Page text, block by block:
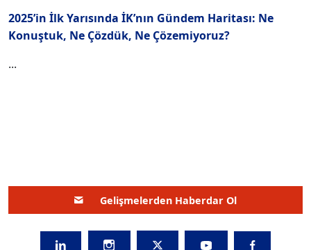
2025’in İlk Yarısında İK’nın Gündem Haritası: Ne
Konuştuk, Ne Çözdük, Ne Çözemiyoruz?
...
Gelişmelerden Haberdar Ol